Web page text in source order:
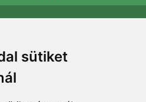
sütiket
összeg felett: 80 EUR
visszaküldés
bármikor visszaküldheti vagy